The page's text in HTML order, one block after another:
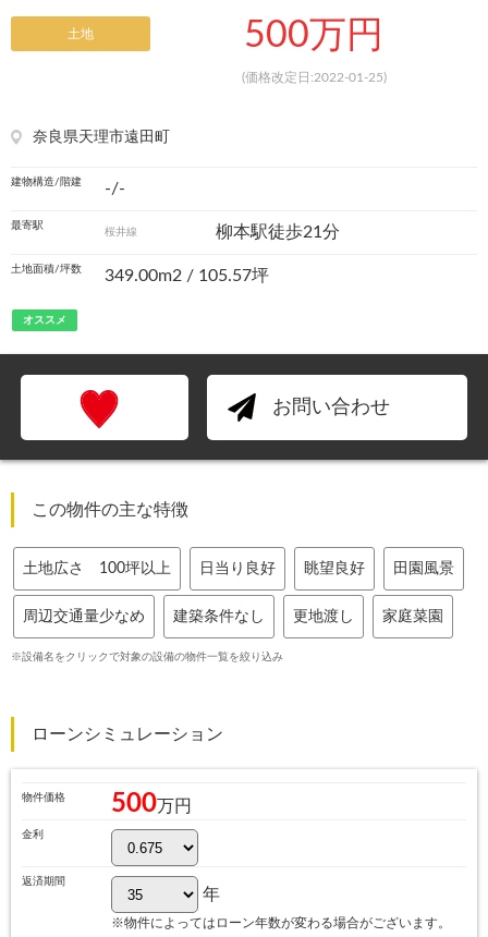
土地 500万円
(価格改定日:2022-01-25)
奈良県天理市遠田町
建物構造/階建 -/-
最寄駅
桜井線 柳本駅徒歩21分
土地面積/坪数 349.00m2 / 105.57坪
オススメ
お問い合わせ
この物件の主な特徴
土地広さ 100坪以上 日当り良好 眺望良好 田園風景
周辺交通量少なめ 建築条件なし 更地渡し 家庭菜園
※設備名をクリックで対象の設備の物件一覧を絞り込み
ローンシミュレーション
物件価格 500万円
金利
返済期間
年
※物件によってはローン年数が変わる場合がございます。